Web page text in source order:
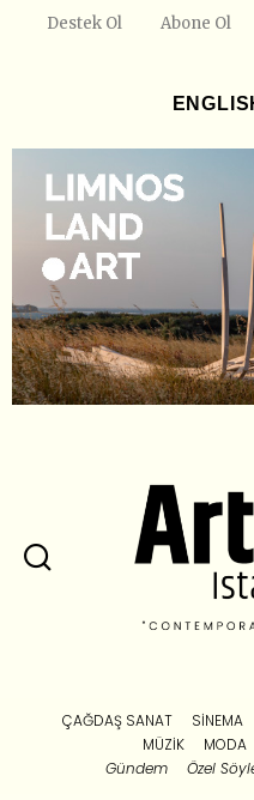
Destek Ol Abone Ol
ÇAĞDAŞ SANAT SINEMA
MÜZIK
MODA
Gündem
Özel